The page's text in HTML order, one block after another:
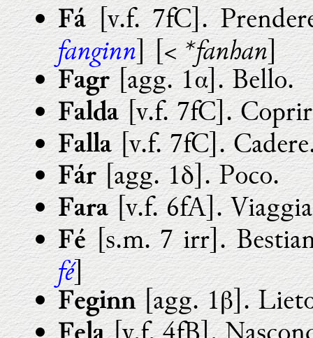
Fá[v.f. 7fC].
fanginn] [<*fanhan]
Fagr[agg. 1α]. Bello.
Falda[v.f. 7fC].
Falla[v.f. 7fC].
Fár[agg. 1δ]. Poco.
Fara[v.f. 6fA].
Fé[s.m. 7 irr].
fé]
Feginn[agg. 1β].